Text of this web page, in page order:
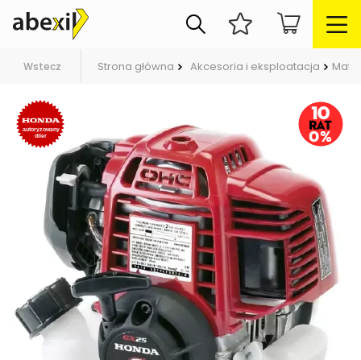
Wstecz Strona główna Akcesoria i eksploatacja